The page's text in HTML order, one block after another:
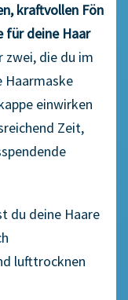
kraftvollen Fön
für deine Haar
zwei, die du im
Haarmaske
einwirken
Zeit,
du deine Haare
lufttrocknen